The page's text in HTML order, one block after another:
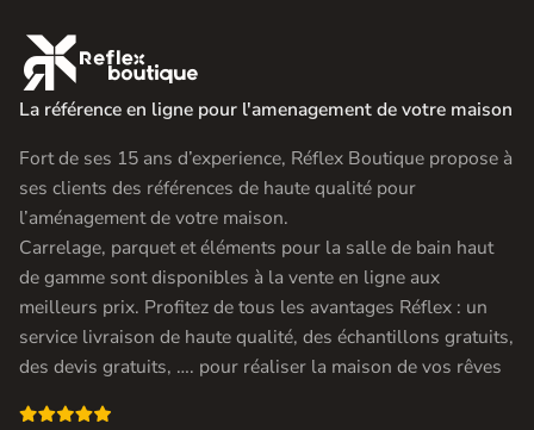

La référence en ligne pour l'amenagement de votre maison
Fort de ses 15 ans d’experience, Réflex Boutique propose à
ses clients des références de haute qualité pour
l’aménagement de votre maison.
Carrelage, parquet et éléments pour la salle de bain haut
de gamme sont disponibles à la vente en ligne aux
meilleurs prix. Profitez de tous les avantages Réflex : un
service livraison de haute qualité, des échantillons gratuits,
des devis gratuits, …. pour réaliser la maison de vos rêves
